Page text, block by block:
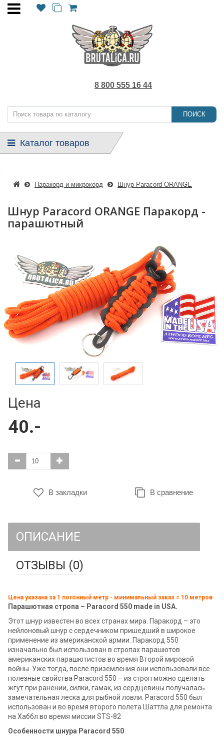
8 800 555 16 44
ПОИСК
Каталог товаров
Паракорд и микрокорд Шнур Paracord ORANGE
Шнур Paracord ORANGE Паракорд -
парашютный
Цена
40.-
В закладки В сравнение
ОПИСАНИЕ
ОТЗЫВЫ (0)
Цена указана за 1 погонный метр - минимальный заказ = 10 метров
Парашютная стропа – Paracord 550 made in USA.
Этот шнур известен во всех странах мира. Паракорд – это
нейлоновый шнур с сердечником пришедший в широкое
применение из американской армии. Паракорд 550
изначально был использован в стропах парашютов
американских парашютистов во время Второй мировой
войны. Уже тогда, после приземления они использовали все
полезные свойства Paracord 550 – из строп можно сделать
жгут при ранении, силки, гамак, из сердцевины получалась
замечательная леска для рыбной ловли. Paracord 550 был
использован и во время второго полета Шаттла для ремонта
на Хаббл во время миссии STS-82
Особенности шнура Paracord 550